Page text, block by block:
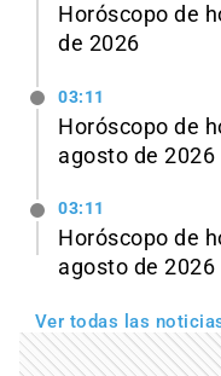
Horóscopo de
de 2026
03:11
Horóscopo de
agosto de 2026
03:11
Horóscopo de
agosto de 2026
Ver todas las